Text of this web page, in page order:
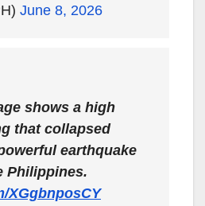
June 8, 2026
shows a high
that collapsed
earthquake
Philippines.
XGgbnposCY